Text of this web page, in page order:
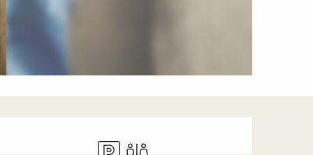
ParkingToilettes